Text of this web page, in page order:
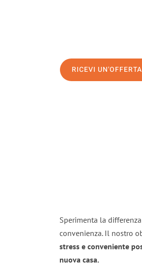
RICEVI
Sperimenta la
convenienza. Il nostro
stress e conveniente
nuova casa.